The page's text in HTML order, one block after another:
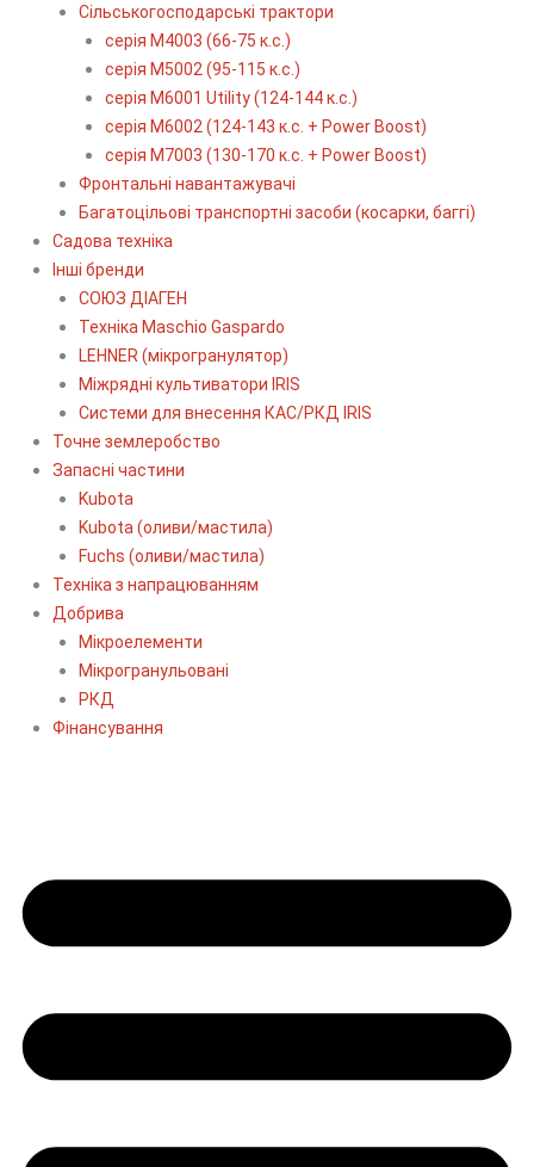
Сільськогосподарські трактори
серія М4003 (66-75 к.с.)
серія М5002 (95-115 к.с.)
серія M6001 Utility (124-144 к.с.)
серія М6002 (124-143 к.с. + Power Boost)
серія М7003 (130-170 к.с. + Power Boost)
Фронтальні навантажувачі
Багатоцільові транспортні засоби (косарки, баггі)
Садова техніка
Інші бренди
СОЮЗ ДІАГЕН
Техніка Maschio Gaspardo
LEHNER (мікрогранулятор)
Міжрядні культиватори IRIS
Системи для внесення КАС/РКД IRIS
Точне землеробство
Запасні частини
Kubota
Kubota (оливи/мастила)
Fuchs (оливи/мастила)
Техніка з напрацюванням
Добрива
Мікроелементи
Мікрогранульовані
РКД
Фінансування